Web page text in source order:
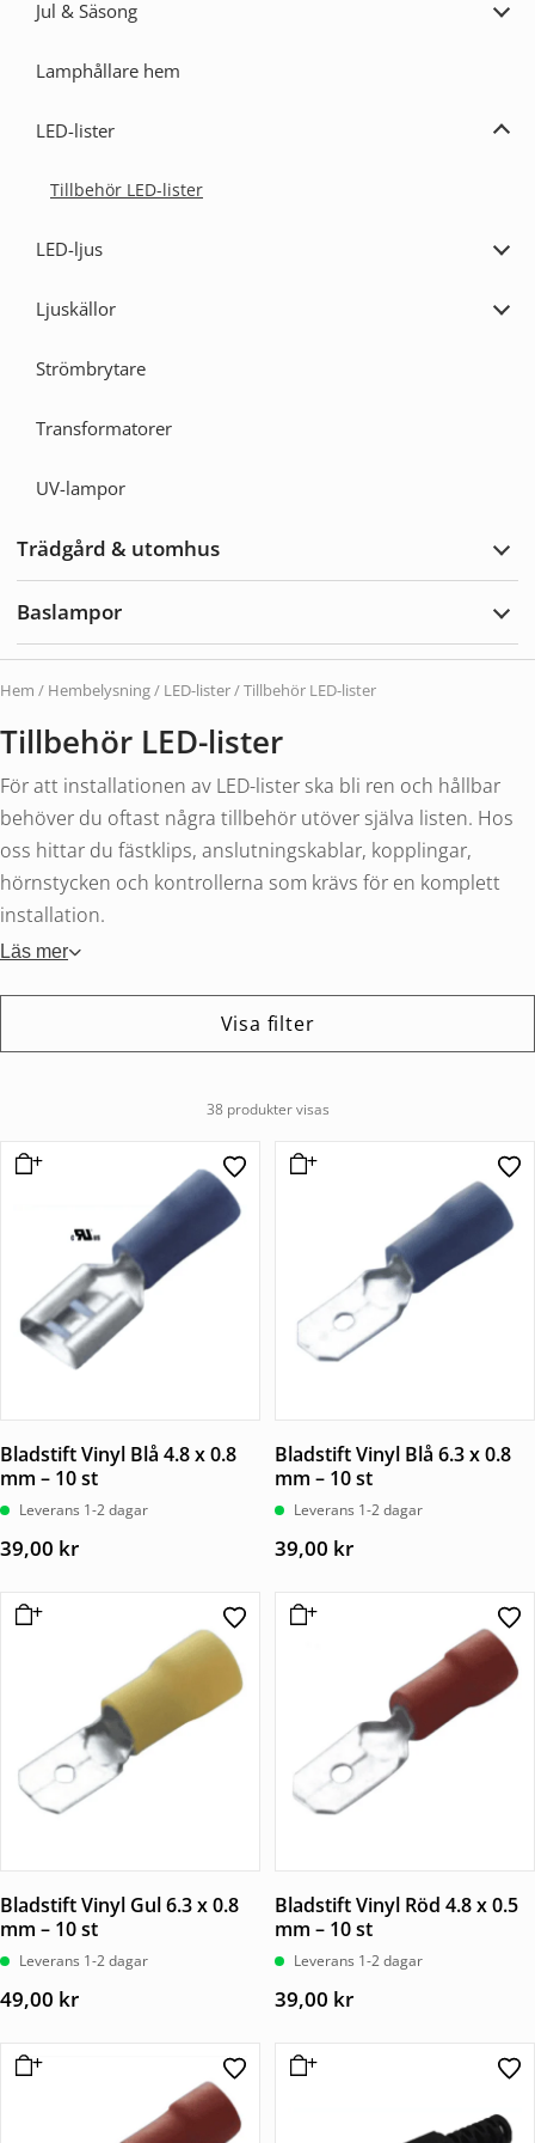
Jul & Säsong
Lamphållare hem
LED-lister
Tillbehör LED-lister
LED-ljus
Ljuskällor
Strömbrytare
Transformatorer
UV-lampor
Trädgård & utomhus
Baslampor
Hem / Hembelysning/ LED-lister/ Tillbehör LED-lister
Tillbehör LED-lister
För att installationen av LED-lister ska bli ren och hållbar
behöver du oftast några tillbehör utöver själva listen. Hos
oss hittar du fästklips, anslutningskablar, kopplingar,
hörnstycken och kontrollerna som krävs för en komplett
installation.
Läs mer
Visa filter
38 produkter visas
Bladstift Vinyl Blå 4.8 x 0.8
mm – 10 st
Leverans 1-2 dagar
39,00 kr
Bladstift Vinyl Blå 6.3 x 0.8
mm – 10 st
Leverans 1-2 dagar
39,00 kr
Bladstift Vinyl Gul 6.3 x 0.8
mm – 10 st
Leverans 1-2 dagar
49,00 kr
Bladstift Vinyl Röd 4.8 x 0.5
mm – 10 st
Leverans 1-2 dagar
39,00 kr